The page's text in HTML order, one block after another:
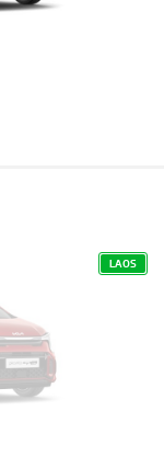
LAOS